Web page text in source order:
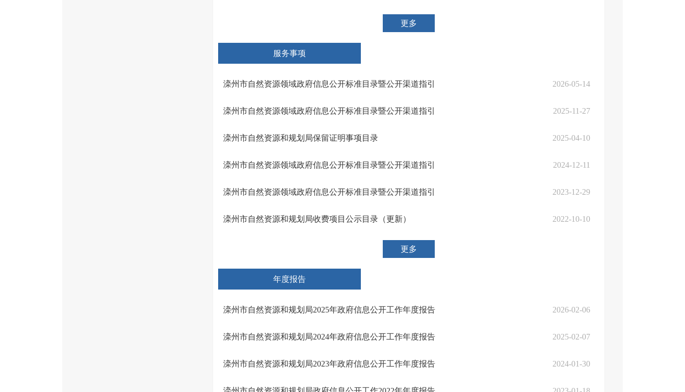
更多
服务事项
滦州市自然资源领域政府信息公开标准目录暨公开渠道指引 2026-05-14
滦州市自然资源领域政府信息公开标准目录暨公开渠道指引 2025-11-27
滦州市自然资源和规划局保留证明事项目录 2025-04-10
滦州市自然资源领域政府信息公开标准目录暨公开渠道指引 2024-12-11
滦州市自然资源领域政府信息公开标准目录暨公开渠道指引 2023-12-29
滦州市自然资源和规划局收费项目公示目录（更新） 2022-10-10
更多
年度报告
滦州市自然资源和规划局2025年政府信息公开工作年度报告 2026-02-06
滦州市自然资源和规划局2024年政府信息公开工作年度报告 2025-02-07
滦州市自然资源和规划局2023年政府信息公开工作年度报告 2024-01-30